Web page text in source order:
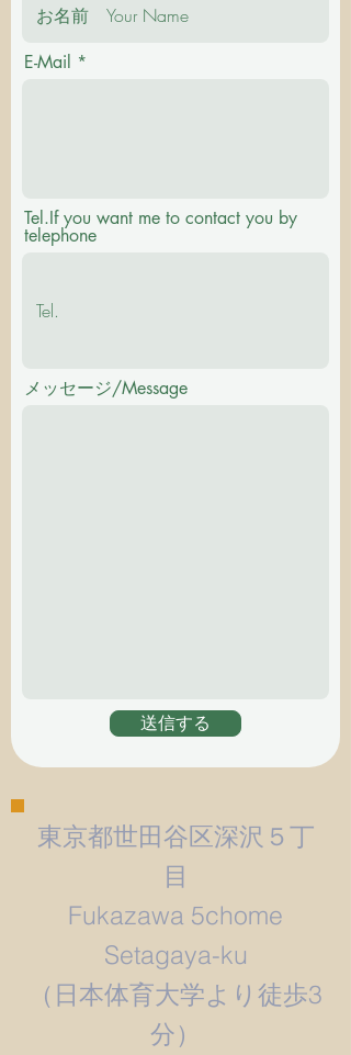
E-Mail
Tel.If you want me to contact you by
telephone
メッセージ/Message
送信する
東京都世田谷区深沢５丁
目
Fukazawa 5chome
Setagaya-ku
​（日本体育大学より徒歩3
分）